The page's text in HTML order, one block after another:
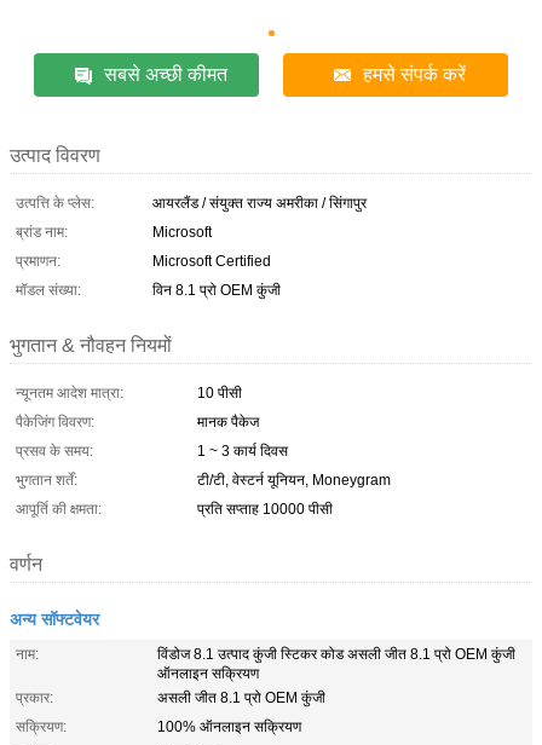
सबसे अच्छी कीमत हमसे संपर्क करें
उत्पाद विवरण
उत्पत्ति के प्लेस:
आयरलैंड / संयुक्त राज्य अमरीका / सिंगापुर
ब्रांड नाम:
Microsoft
प्रमाणन:
Microsoft Certified
मॉडल संख्या:
विन 8.1 प्रो OEM कुंजी
भुगतान & नौवहन नियमों
न्यूनतम आदेश मात्रा:
10 पीसी
पैकेजिंग विवरण:
मानक पैकेज
प्रसव के समय:
1 ~ 3 कार्य दिवस
भुगतान शर्तें:
टी/टी, वेस्टर्न यूनियन, Moneygram
आपूर्ति की क्षमता:
प्रति सप्ताह 10000 पीसी
वर्णन
अन्य सॉफ्टवेयर
नाम:
विंडोज 8.1 उत्पाद कुंजी स्टिकर कोड असली जीत 8.1 प्रो OEM कुंजी
ऑनलाइन सक्रियण
प्रकार:
असली जीत 8.1 प्रो OEM कुंजी
सक्रियण:
100% ऑनलाइन सक्रियण